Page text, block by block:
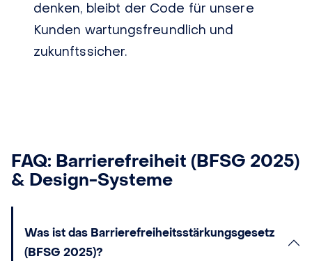
denken, bleibt der Code für unsere
Kunden wartungsfreundlich und
zukunftssicher.
FAQ: Barrierefreiheit (BFSG 2025)
& Design-Systeme
Was ist das Barrierefreiheitsstärkungsgesetz
(BFSG 2025)?